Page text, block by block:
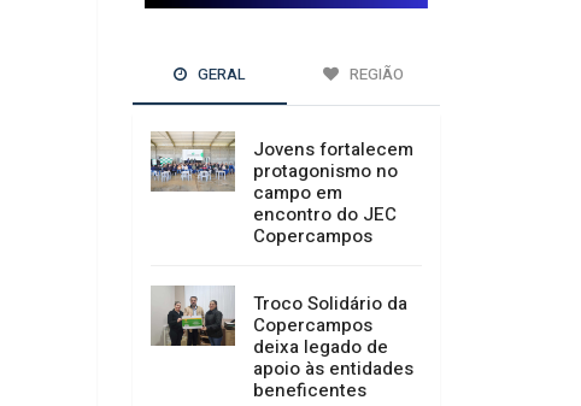
GERAL REGIÃO
Jovens fortalecem
protagonismo no
campo em
encontro do JEC
Copercampos
Troco Solidário da
Copercampos
deixa legado de
apoio às entidades
beneficentes